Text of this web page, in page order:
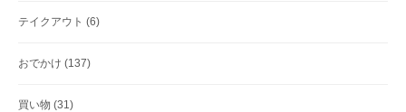
テイクアウト (6)
おでかけ (137)
買い物 (31)